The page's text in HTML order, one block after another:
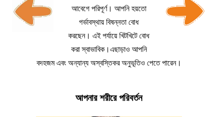
আবেগে পরিপূর্ণ। আপনি হয়তো
গর্ভাবস্থায় বিষন্নতা বোধ
করছেন। এই পর্যায়ে খিটখিটে বোধ
করা স্বাভাবিক।এছাড়াও আপনি
বদহজম এবং অন্যান্য অস্বস্তিকর অনুভূতিও পেতে পারেন।
আপনার শরীরে পরিবর্তন